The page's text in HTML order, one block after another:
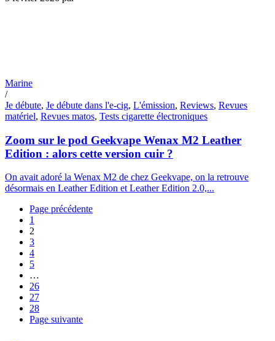
Marine
/
Je débute, Je débute dans l'e-cig, L'émission, Reviews, Revues
matériel, Revues matos, Tests cigarette électroniques
Zoom sur le pod Geekvape Wenax M2 Leather
Edition : alors cette version cuir ?
On avait adoré la Wenax M2 de chez Geekvape, on la retrouve
désormais en Leather Edition et Leather Edition 2.0,...
Page précédente
1
2
3
4
5
…
26
27
28
Page suivante